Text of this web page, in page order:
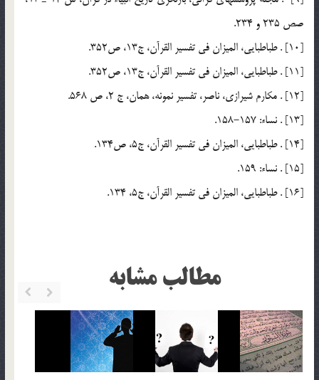
صص 235 و 234.
[10] . طباطبایی، المیزان فی تفسیر القرآن، ج13، ص352.
[11] . طباطبایی، المیزان فی تفسیر القرآن، ج13، ص352.
[12] . مكارم شيرازي، ‌ناصر، تفسير نمونه، همان، ج 2، ص 568.
[13] . نساء: 157-158.
[14] . طباطبایی، المیزان فی تفسیر القرآن، ج5، ص134.
[15] . نساء: 159.
[16] . طباطبایی، المیزان فی تفسیر القرآن، ج5، 134.
مطالب مشابه